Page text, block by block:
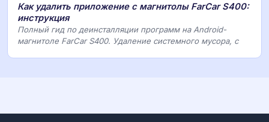
Как удалить приложение с магнитолы FarCar S400:
инструкция
Полный гид по деинсталляции программ на Android-
магнитоле FarCar S400. Удаление системного мусора, с